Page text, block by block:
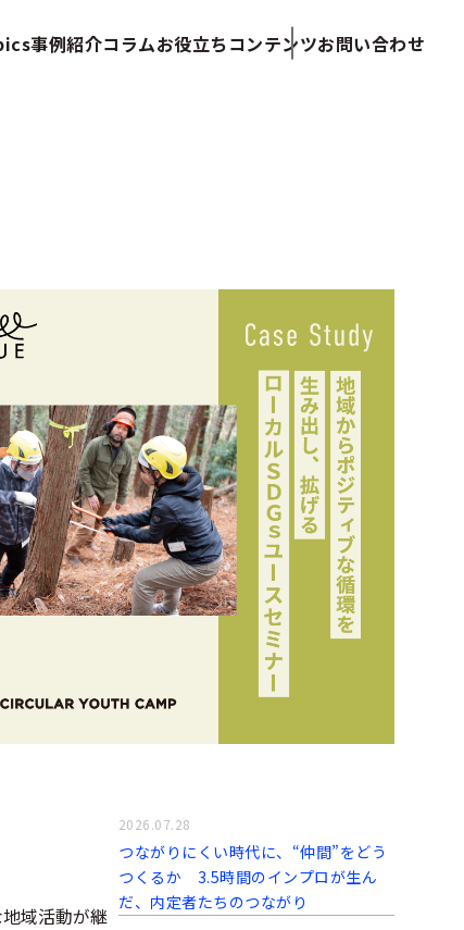
事例紹介コラムお役立ちコンテンツお問い合わせ
域活動が継
つながりにくい時代に、“仲間”をどう
つくるか 3.5時間のインプロが生ん
だ、内定者たちのつながり
2026.07.28